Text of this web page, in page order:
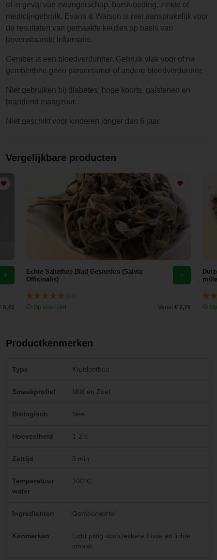
of in geval van zwangerschap, borstvoeding, ziekte of
medicijngebruik. Evans & Watson is niet aansprakelijk voor
de resultaten van gemaakte keuzes op basis van
bovenstaande informatie.
Gember is een bloedverdunner. Gebruik vlak voor of na
gemberthee geen paracetamol of andere bloedverdunner.
Niet gebruiken bij diabetes, hoge koorts, galstenen en
brandend maagzuur.
Niet geschikt voor kinderen jonger dan 6 jaar.
Vergelijkbare producten
6,45
Echte Saliethee Blad Gesneden (Salvia
Officinalis)
Op voorraad
Vanaf € 2,76
Productkenmerken
Type Kruidenthee
Smaakprofiel Mild en Zoet
Biologisch Nee
Hoeveelheid 1-2 tl
Zettijd 5 min
Temperatuur
water
100°C
Ingredienten Gemberwortel
Kenmerken
Licht pittig doch lekkere frisse en lichte
smaak